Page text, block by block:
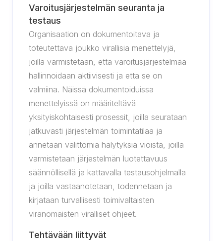
Varoitusjärjestelmän seuranta ja
testaus
Organisaation on dokumentoitava ja
toteutettava joukko virallisia menettelyjä,
joilla varmistetaan, että varoitusjärjestelmää
hallinnoidaan aktiivisesti ja että se on
valmiina. Näissä dokumentoiduissa
menettelyissä on määriteltävä
yksityiskohtaisesti prosessit, joilla seurataan
jatkuvasti järjestelmän toimintatilaa ja
annetaan välittömiä hälytyksiä vioista, joilla
varmistetaan järjestelmän luotettavuus
säännöllisellä ja kattavalla testausohjelmalla
ja joilla vastaanotetaan, todennetaan ja
kirjataan turvallisesti toimivaltaisten
viranomaisten viralliset ohjeet.
Tehtävään liittyvät